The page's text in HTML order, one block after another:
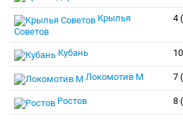
Крылья
Советов
4
Кубань
Локомотив М 7
Ростов 8